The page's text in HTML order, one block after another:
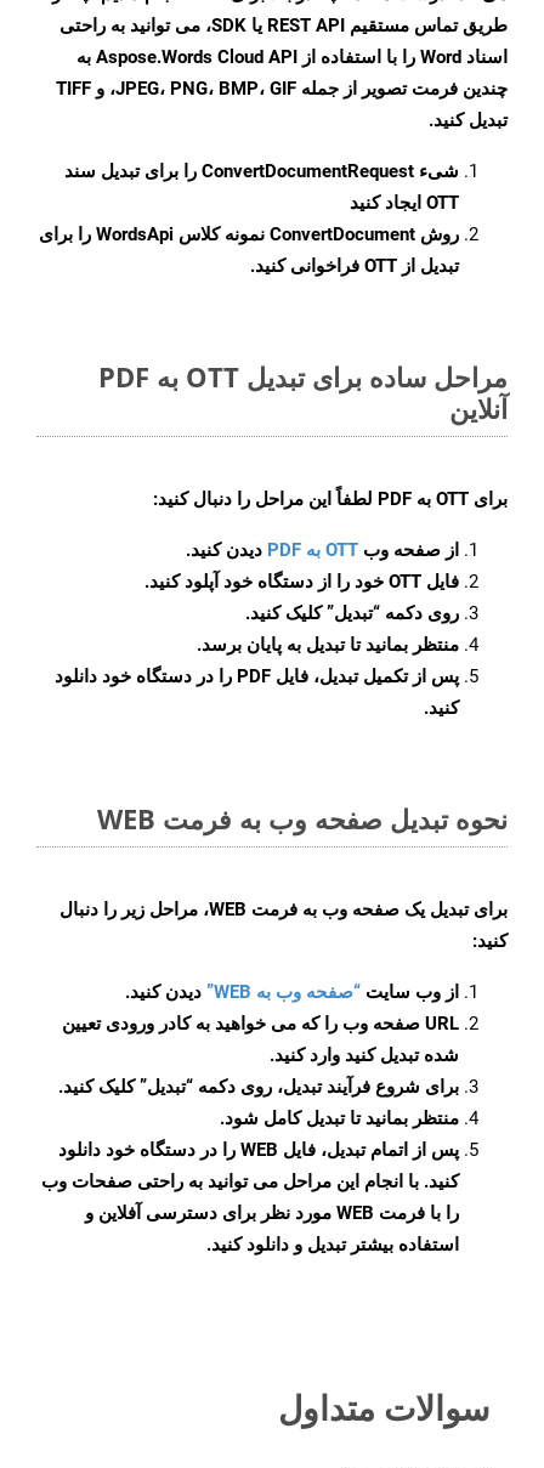
طریق تماس مستقیم REST API یا SDK، می توانید به راحتی
اسناد Word را با استفاده از Aspose.Words Cloud API به
چندین فرمت تصویر از جمله JPEG، PNG، BMP، GIF، و TIFF
تبدیل کنید.
شیء ConvertDocumentRequest را برای تبدیل سند
OTT ایجاد کنید
روش ConvertDocument
نمونه کلاس WordsApi را برای
تبدیل از OTT فراخوانی کنید.
مراحل ساده برای تبدیل OTT به PDF
آنلاین
برای OTT به PDF لطفاً این مراحل را دنبال کنید:
از صفحه وب OTT به PDF
دیدن کنید.
فایل OTT خود را از دستگاه خود آپلود کنید.
روی دکمه “تبدیل”کلیک کنید.
منتظر بمانید تا تبدیل به پایان برسد.
پس از تکمیل تبدیل، فایل PDF را در دستگاه خود دانلود
کنید.
نحوه تبدیل صفحه وب به فرمت WEB
برای تبدیل یک صفحه وب به فرمت WEB، مراحل زیر را دنبال
کنید:
از وب سایت “صفحه وب به WEB”
دیدن کنید.
URL صفحه وب را که می خواهید به کادر ورودی تعیین
شده تبدیل کنید وارد کنید.
برای شروع فرآیند تبدیل، روی دکمه “تبدیل” کلیک کنید.
منتظر بمانید تا تبدیل کامل شود.
پس از اتمام تبدیل، فایل WEB را در دستگاه خود دانلود
کنید. با انجام این مراحل می توانید به راحتی صفحات وب
را با فرمت WEB مورد نظر برای دسترسی آفلاین و
استفاده بیشتر تبدیل و دانلود کنید.
سوالات متداول